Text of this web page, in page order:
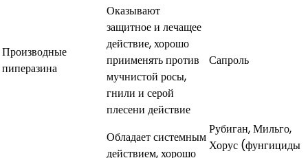
Производные
пиперазина
Оказывают
защитное и лечащее
действие, хорошо
приименять против
мучнистой росы,
гнили и серой
плесени действие
Сапроль
Обладает системным
действием, хорошо
Рубиган, Мильго,
Хорус (фунгициды